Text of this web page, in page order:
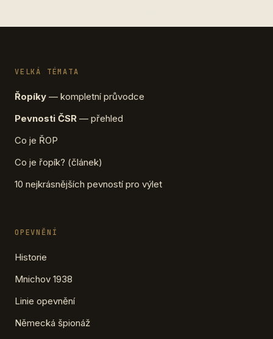
VELKÁ TÉMATA
Řopíky — kompletní průvodce
Pevnosti ČSR — přehled
Co je ŘOP
Co je řopík? (článek)
10 nejkrásnějších pevností pro výlet
OPEVNĚNÍ
Historie
Mnichov 1938
Linie opevnění
Německá špionáž